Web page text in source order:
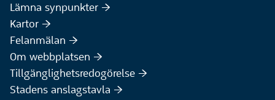
Lämna synpunkter :höger:
Kartor :höger:
Felanmälan :höger:
Om webbplatsen :höger:
Tillgänglighetsredogörelse :höger:
Stadens anslagstavla :höger: